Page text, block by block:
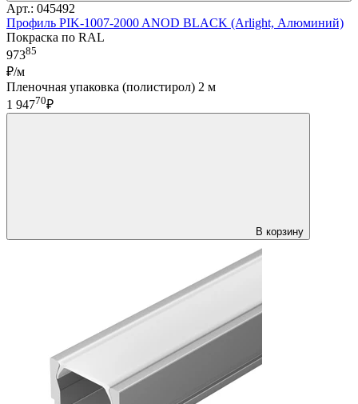
Арт.: 045492
Профиль PIK-1007-2000 ANOD BLACK (Arlight, Алюминий)
Покраска по RAL
97385
₽/м
Пленочная упаковка (полистирол) 2 м
1 94770₽
В корзину